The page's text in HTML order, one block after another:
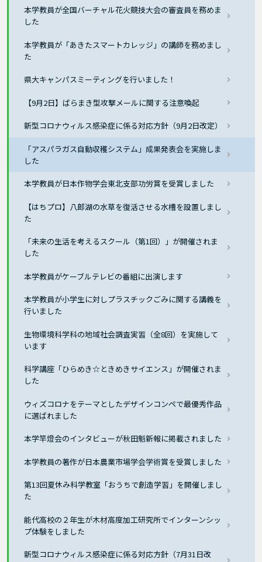
本学教員が全国バーチャル花火競技大会の審査員を務めま
した
本学教員が「あきたスマートカレッジ」の講師を務めまし
た
県大キャンパスミーティングを行いました！
【9月2日】ばらまき型攻撃メールに関する注意喚起
新型コロナウィルス感染症に係る対応方針（9月2日改定）
「アスパラガス自動収穫システム」成果発表会を実施しま
した
本学教員が日本作物学会東北支部功労賞を受賞しました
【はちプロ】八郎湖の水草を復活させる水槽を設置しまし
た
「未来の生活を考えるスクール（第1回）」が開催されま
した
本学教員がケーブルテレビの番組に出演します
本学教員が小学生に対しプラスチックごみに関する講義を
行いました
生物環境科学科の地域社会調査実習（全8回）を実施して
います
科学講座「ひらめき☆ときめきサイエンス」が開催されま
した
ウィズコロナをテーマとしたデザインコンペで最優秀作品
に選ばれました
本学竿燈会のインタビューが秋田魁新報に掲載されました
本学教員の著作が日本農業市場学会学術賞を受賞しました
第13回夏休み科学教室「おうちで創造学習」を開催しまし
た
能代高校の２年生が木材高度加工研究所でインターンシッ
プ体験をしました
新型コロナウィルス感染症に係る対応方針（7月31日改